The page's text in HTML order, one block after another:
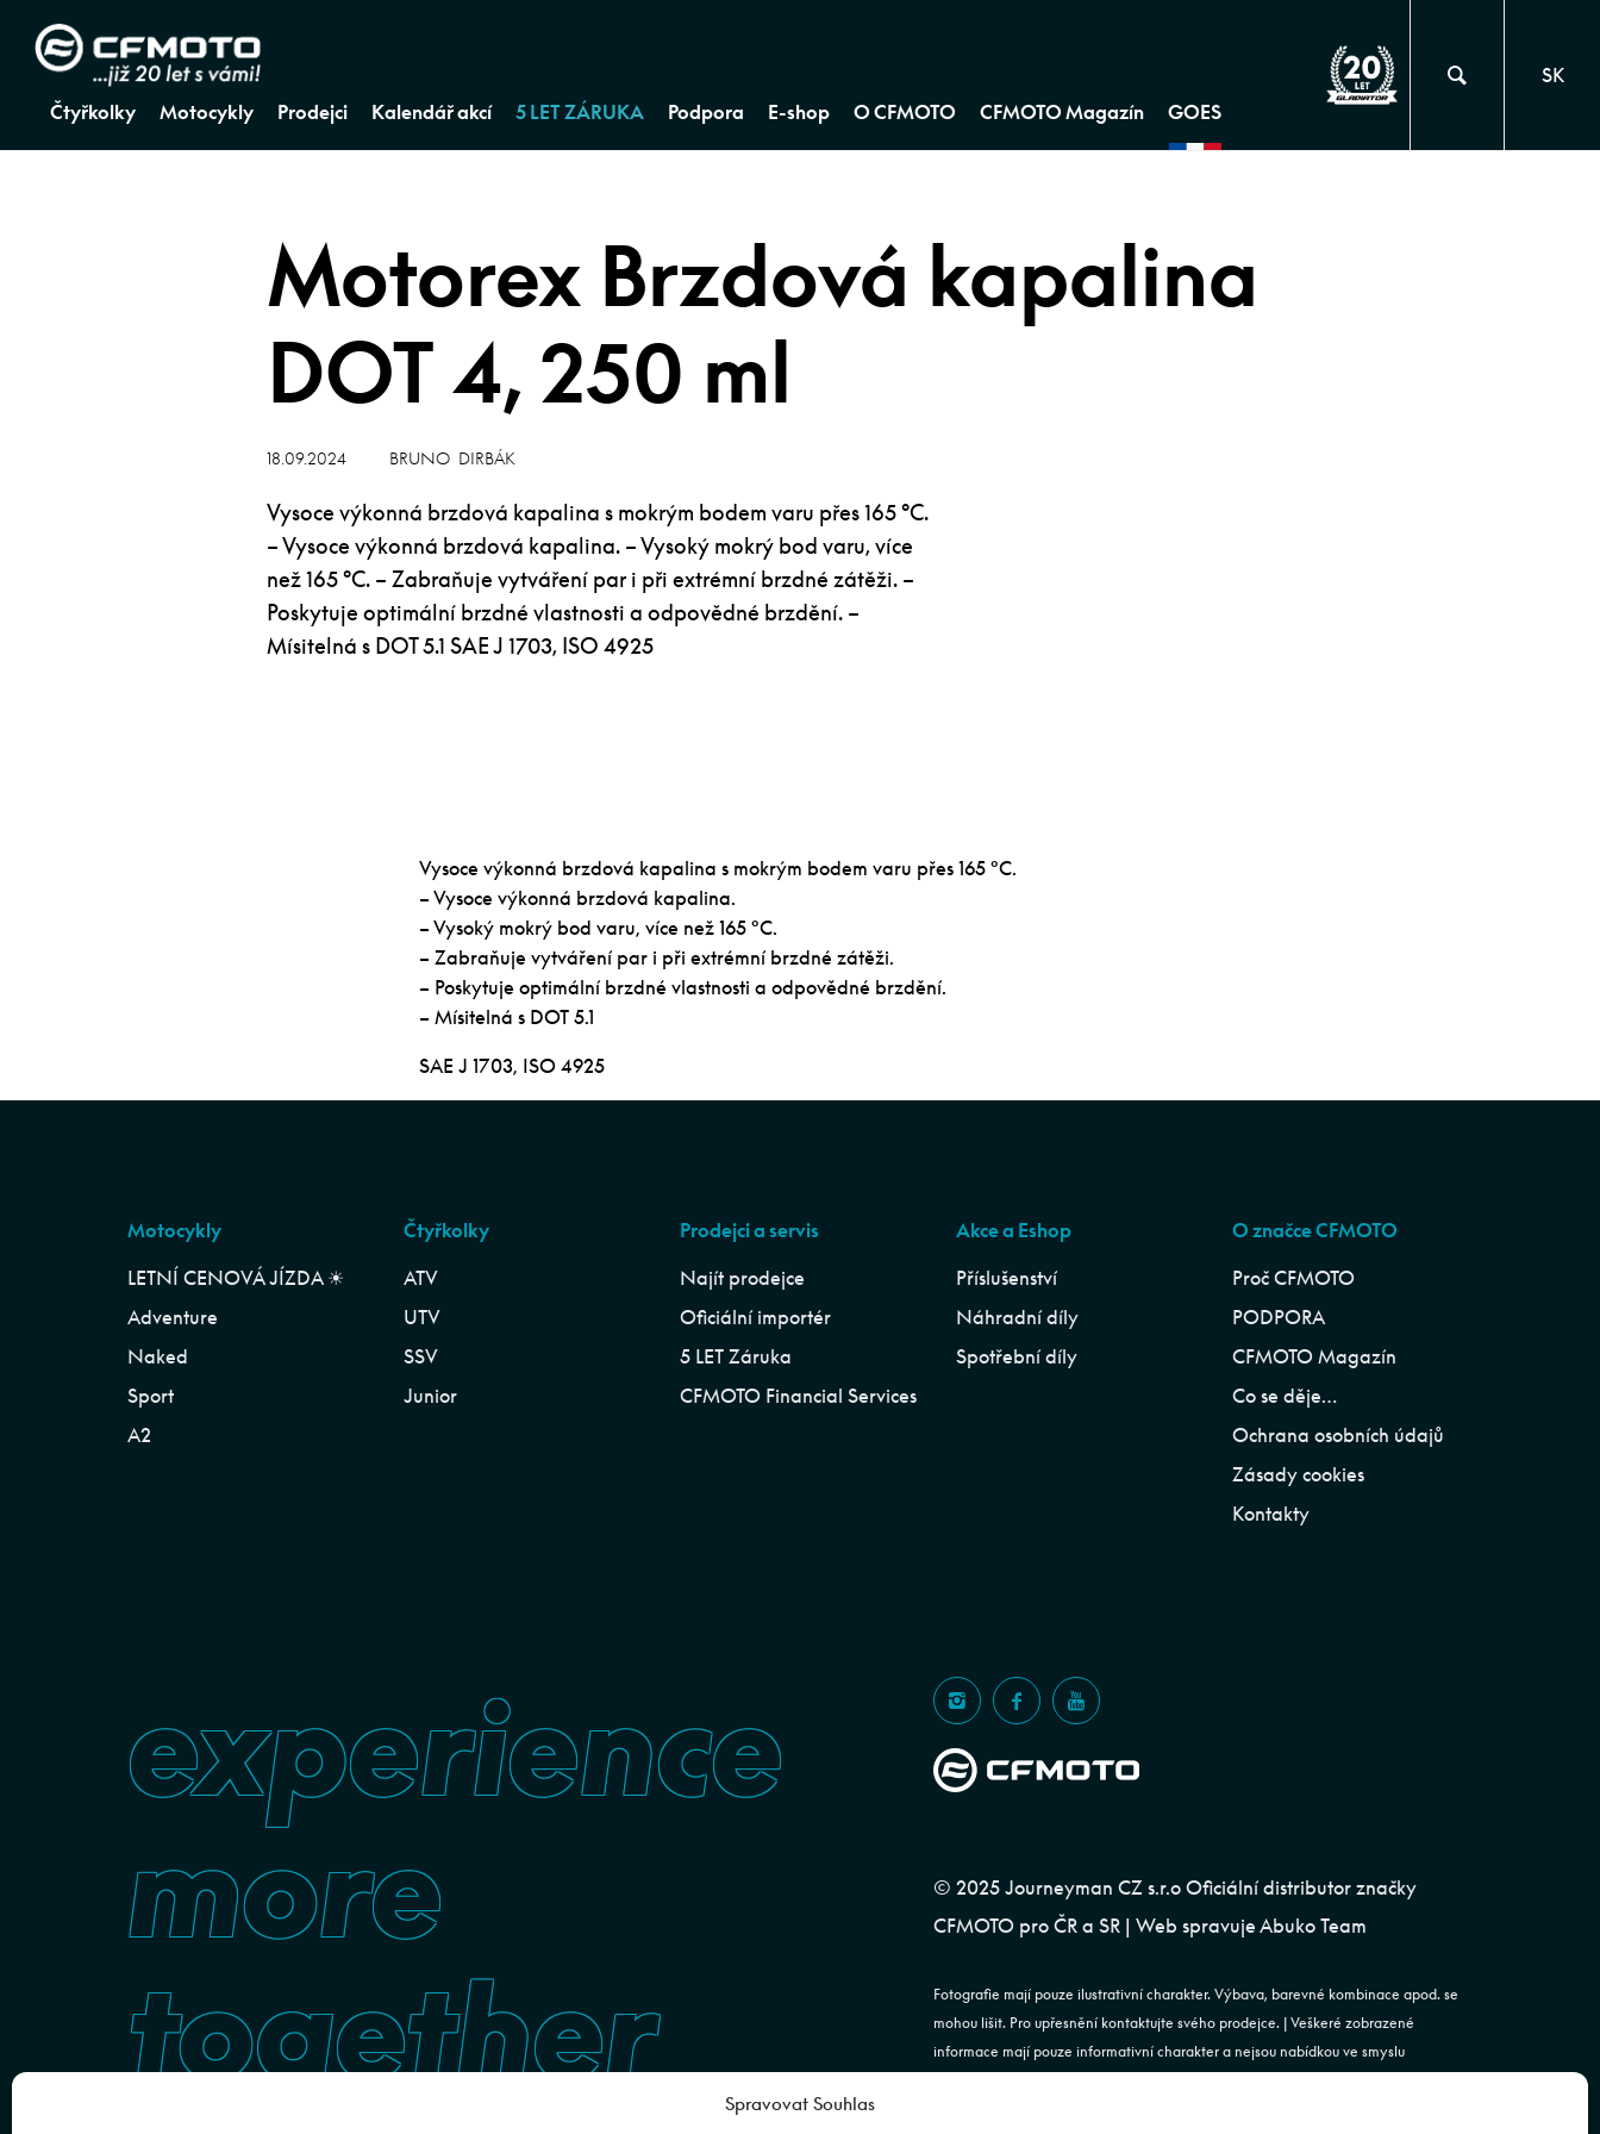
Spravovat Souhlas
Čtyřkolky Motocykly Prodejci Kalendář akcí 5 LET ZÁRUKA Podpora E-shop O CFMOTO CFMOTO Magazín GOES
SK
Motorex Brzdová kapalina
DOT 4, 250 ml
18.09.2024 BRUNO DIRBÁK
Vysoce výkonná brzdová kapalina s mokrým bodem varu přes 165 °C.
– Vysoce výkonná brzdová kapalina. – Vysoký mokrý bod varu, více
než 165 °C. – Zabraňuje vytváření par i při extrémní brzdné zátěži. –
Poskytuje optimální brzdné vlastnosti a odpovědné brzdění. –
Mísitelná s DOT 5.1 SAE J 1703, ISO 4925
Vysoce výkonná brzdová kapalina s mokrým bodem varu přes 165 °C.
– Vysoce výkonná brzdová kapalina.
– Vysoký mokrý bod varu, více než 165 °C.
– Zabraňuje vytváření par i při extrémní brzdné zátěži.
– Poskytuje optimální brzdné vlastnosti a odpovědné brzdění.
– Mísitelná s DOT 5.1
SAE J 1703, ISO 4925
Motocykly
LETNÍ CENOVÁ JÍZDA ☀︎
Adventure
Naked
Sport
A2
Čtyřkolky
ATV
UTV
SSV
Junior
Prodejci a servis
Najít prodejce
Oficiální importér
5 LET Záruka
CFMOTO Financial Services
Akce a Eshop
Příslušenství
Náhradní díly
Spotřební díly
O značce CFMOTO
Proč CFMOTO
PODPORA
CFMOTO Magazín
Co se děje…
Ochrana osobních údajů
Zásady cookies
Kontakty
experience
more
together
© 2025 Journeyman CZ s.r.o Oficiální distributor značky
CFMOTO pro ČR a SR | Web spravuje Abuko Team
Fotografie mají pouze ilustrativní charakter. Výbava, barevné kombinace apod. se
mohou lišit. Pro upřesnění kontaktujte svého prodejce. | Veškeré zobrazené
informace mají pouze informativní charakter a nejsou nabídkou ve smyslu